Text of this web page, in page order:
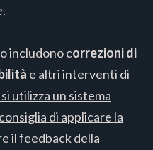
includono correzioni di
e altri interventi di
si utilizza un sistema
di applicare la
il feedback della